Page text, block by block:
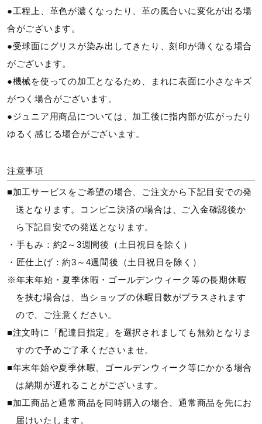
●工程上、革色が濃くなったり、革の風合いに変化が出る場
合がございます。
●受球面にグリスが染み出してきたり、刻印が薄くなる場合
がございます。
●機械を使っての加工となるため、まれに表面に小さなキズ
がつく場合がございます。
●ジュニア用商品については、加工後に指内部が広がったり
ゆるく感じる場合がございます。
注意事項
■加工サービスをご希望の場合、ご注文から下記目安での発
送となります。コンビニ決済の場合は、ご入金確認後か
ら下記目安での発送となります。
・手もみ：約2～3週間後（土日祝日を除く）
・匠仕上げ：約3～4週間後（土日祝日を除く）
※年末年始・夏季休暇・ゴールデンウィーク等の長期休暇
を挟む場合は、当ショップの休暇日数がプラスされます
ので、ご注意ください。
■注文時に「配達日指定」を選択されましても無効となりま
すので予めご了承くださいませ。
■年末年始や夏季休暇、ゴールデンウィーク等にかかる場合
は納期が遅れることがございます。
■加工商品と通常商品を同時購入の場合、通常商品を先にお
届けいたします。